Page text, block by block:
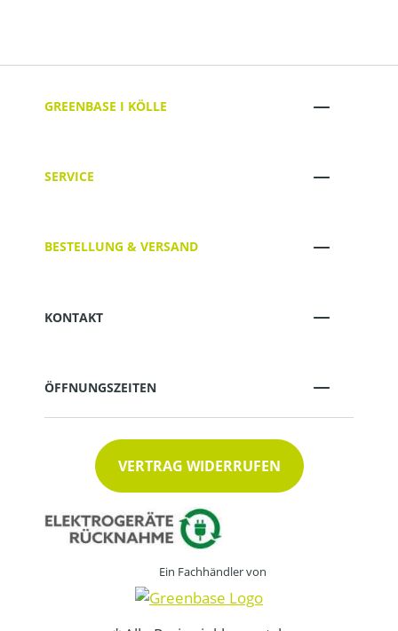
GREENBASE I KÖLLE
SERVICE
BESTELLUNG & VERSAND
KONTAKT
ÖFFNUNGSZEITEN
VERTRAG WIDERRUFEN
Ein Fachhändler von